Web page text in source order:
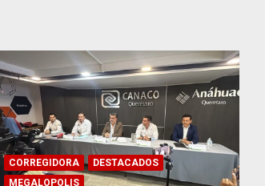
CORREGIDORA
DESTACADOS
MEGALOPOLIS